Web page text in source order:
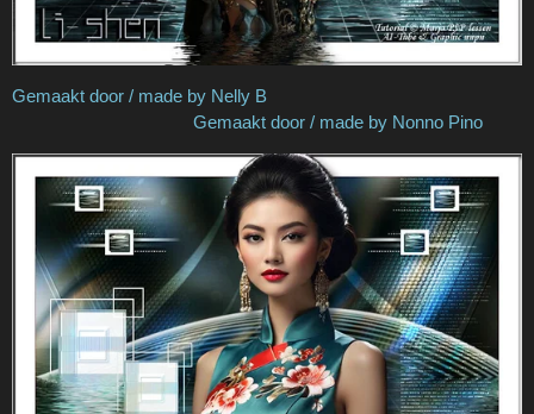
Gemaakt door / made by Nelly B
Gemaakt door / made by Nonno Pino